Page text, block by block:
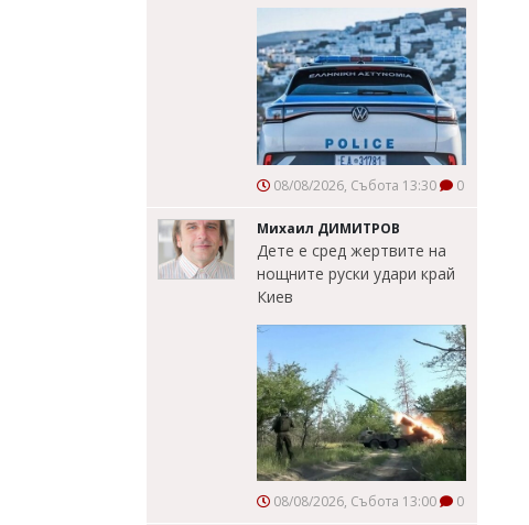
08/08/2026, Събота 13:30 0
Михаил ДИМИТРОВ
Дете е сред жертвите на
нощните руски удари край
Киев
08/08/2026, Събота 13:00 0